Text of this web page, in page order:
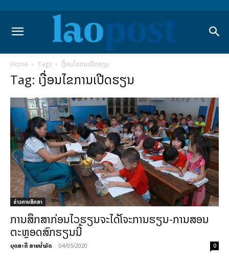
Home Tags ເງື່ອນໄຂການເປີດຮຽນ
Tag: ເງື່ອນໄຂການເປີດຮຽນ
ຂ່າວການສຶກສາ
ການສຶກສາກ່ອນໄວຮຽນຈະໄດ້ໂຈະການຮຽນ-ການສອນ
ຕະຫຼອດສົກຮຽນນີ້
ບຸດສະດີ ສາຍນ້ຳມັດ - 04/05/2020 0